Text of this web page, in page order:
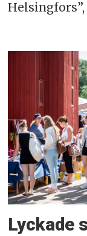
Helsingfors”,
Lyckade